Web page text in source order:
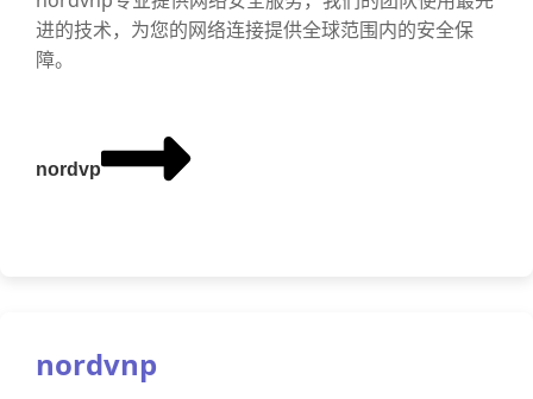
进的技术，为您的网络连接提供全球范围内的安全保
障。
nordvp
nordvnp